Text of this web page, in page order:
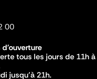
00
d'ouverture
tous les jours de 11h
jusqu'à 21h.